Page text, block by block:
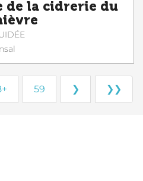
de la cidrerie du
59 ❯ ❯❯